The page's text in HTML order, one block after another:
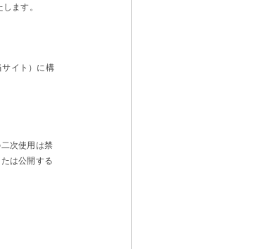
ます。
サイト）に構
次使用は禁
は公開する